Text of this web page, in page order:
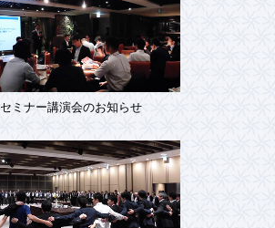
セミナー講演会のお知らせ